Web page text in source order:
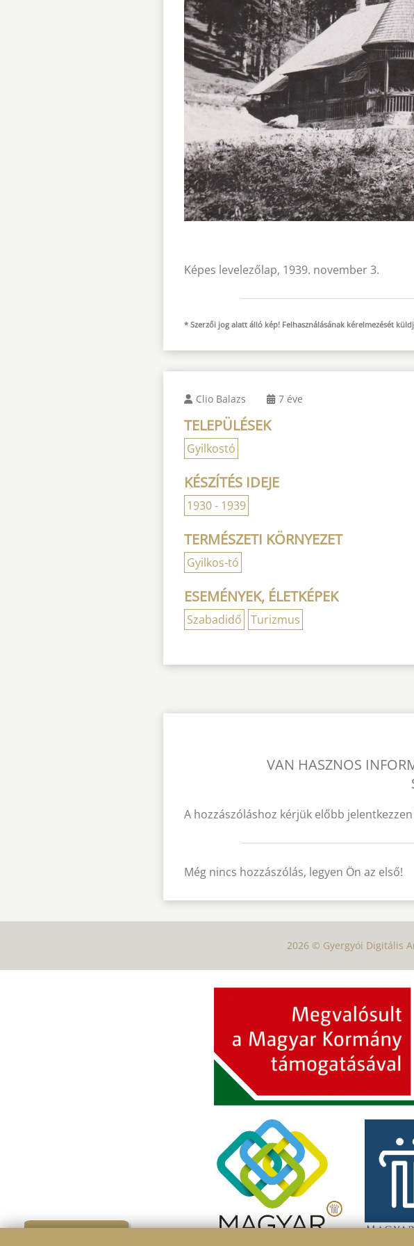
Képes levelezőlap, 1939. november 3.
* Szerzői jog alatt álló kép! Felhasználásának kérelmezését
Clio Balazs 7 éve
TELEPÜLÉSEK
Gyilkostó
KÉSZÍTÉS IDEJE
1930 - 1939
TERMÉSZETI KÖRNYEZET
Gyilkos-tó
ESEMÉNYEK, ÉLETKÉPEK
Szabadidő Turizmus
VAN HASZNOS
A hozzászóláshoz kérjük előbb
Még nincs hozzászólás, legyen Ön az első!
2026 © Gyergyói Digitális